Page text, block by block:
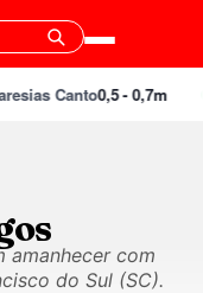
Canto0,5 - 0,7m
amanhecer com
do Sul (SC).